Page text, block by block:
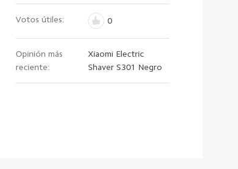
Votos útiles: 0
Opinión más
reciente:
Xiaomi Electric
Shaver S301 Negro